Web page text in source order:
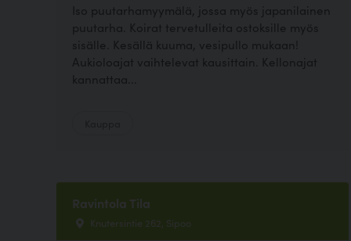
Iso puutarhamyymälä, jossa myös japanilainen
puutarha. Koirat tervetulleita ostoksille myös
sisälle. Kesällä kuuma, vesipullo mukaan!
Aukioloajat vaihtelevat kausittain. Kellonajat
kannattaa...
Ravintola Tila
Knutersintie 262, Sipoo